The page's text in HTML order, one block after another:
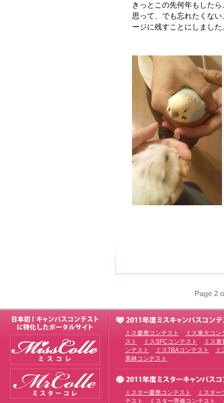
きっとこの先何年もした
思って、でも忘れたくな
ージに残すことにしまし
Page 2
ミス慶應コンテスト
ミス東大コン
スト
ミスSFCコンテスト
ミス
ンテスト
ミスTBAコンテスト
ミ
美林コンテスト
ミスター慶應コンテスト
ミスタ
テスト
ミスター専修コンテスト